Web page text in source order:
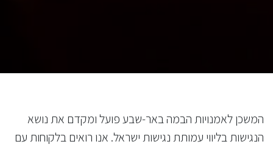
המשכן לאמנויות הבמה באר-שבע פועל ומקדם את נושא
הנגישות בליווי עמותת נגישות ישראל. אנו רואים בלקוחות עם